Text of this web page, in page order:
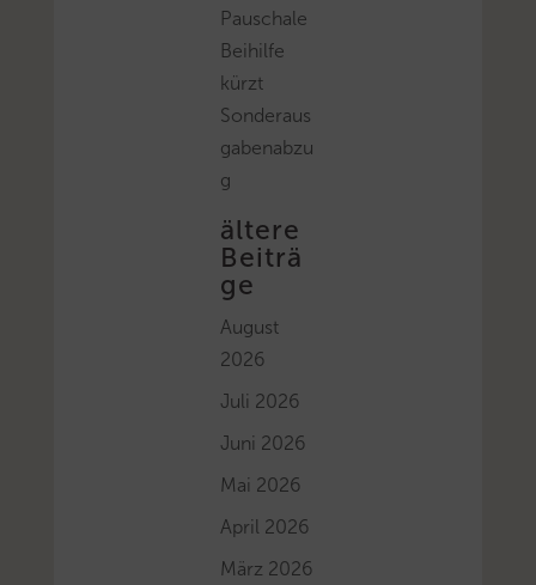
Pauschale
Beihilfe
kürzt
Sonderaus
gabenabzu
g
ältere
Beiträ
ge
August
2026
Juli 2026
Juni 2026
Mai 2026
April 2026
März 2026